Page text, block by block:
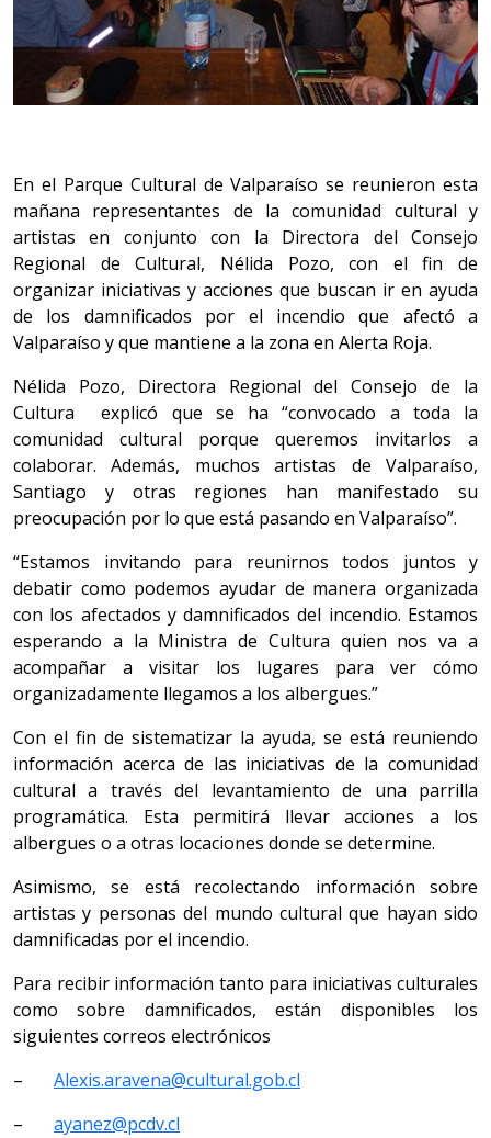
En el Parque Cultural de Valparaíso se reunieron esta
mañana representantes de la comunidad cultural y
artistas en conjunto con la Directora del Consejo
Regional de Cultural, Nélida Pozo, con el fin de
organizar iniciativas y acciones que buscan ir en ayuda
de los damnificados por el incendio que afectó a
Valparaíso y que mantiene a la zona en Alerta Roja.
Nélida Pozo, Directora Regional del Consejo de la
Cultura explicó que se ha “convocado a toda la
comunidad cultural porque queremos invitarlos a
colaborar. Además, muchos artistas de Valparaíso,
Santiago y otras regiones han manifestado su
preocupación por lo que está pasando en Valparaíso”.
“Estamos invitando para reunirnos todos juntos y
debatir como podemos ayudar de manera organizada
con los afectados y damnificados del incendio. Estamos
esperando a la Ministra de Cultura quien nos va a
acompañar a visitar los lugares para ver cómo
organizadamente llegamos a los albergues.”
Con el fin de sistematizar la ayuda, se está reuniendo
información acerca de las iniciativas de la comunidad
cultural a través del levantamiento de una parrilla
programática. Esta permitirá llevar acciones a los
albergues o a otras locaciones donde se determine.
Asimismo, se está recolectando información sobre
artistas y personas del mundo cultural que hayan sido
damnificadas por el incendio.
Para recibir información tanto para iniciativas culturales
como sobre damnificados, están disponibles los
siguientes correos electrónicos
– Alexis.aravena@cultural.gob.cl
– ayanez@pcdv.cl